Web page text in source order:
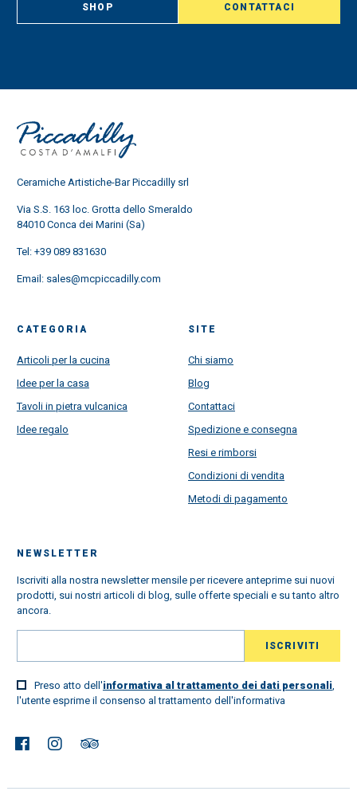
SHOP CONTATTACI
Ceramiche Artistiche-Bar Piccadilly srl
Via S.S. 163 loc. Grotta dello Smeraldo
84010 Conca dei Marini (Sa)
Tel: +39 089 831630
Email: sales@mcpiccadilly.com
CATEGORIA
Articoli per la cucina
Idee per la casa
Tavoli in pietra vulcanica
Idee regalo
SITE
Chi siamo
Blog
Contattaci
Spedizione e consegna
Resi e rimborsi
Condizioni di vendita
Metodi di pagamento
NEWSLETTER
Iscriviti alla nostra newsletter mensile per ricevere anteprime sui nuovi
prodotti, sui nostri articoli di blog, sulle offerte speciali e su tanto altro
ancora.
Preso atto dell'informativa al trattamento dei dati personali,
l'utente esprime il consenso al trattamento dell'informativa